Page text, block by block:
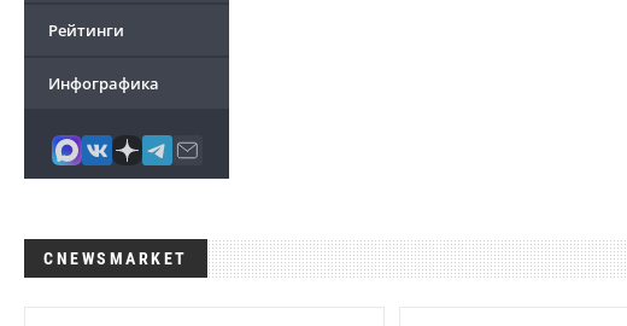
Рейтинги
Инфографика
CNEWSMARKET